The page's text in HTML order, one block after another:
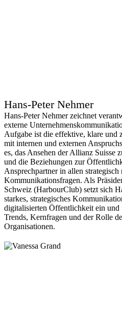
Hans-Peter Nehmer
Hans‑Peter Nehmer zeichnet
externe
Aufgabe ist die effektive, klare und
mit internen und externen
es, das Ansehen der Allianz Suisse
und die Beziehungen zur
Ansprechpartner in allen strategisch
Kommunikationsfragen. Als
Schweiz (HarbourClub) setzt sich
starkes, strategisches
digitalisierten Öffentlichkeit ein und
Trends, Kernfragen und der Rolle
Organisationen.